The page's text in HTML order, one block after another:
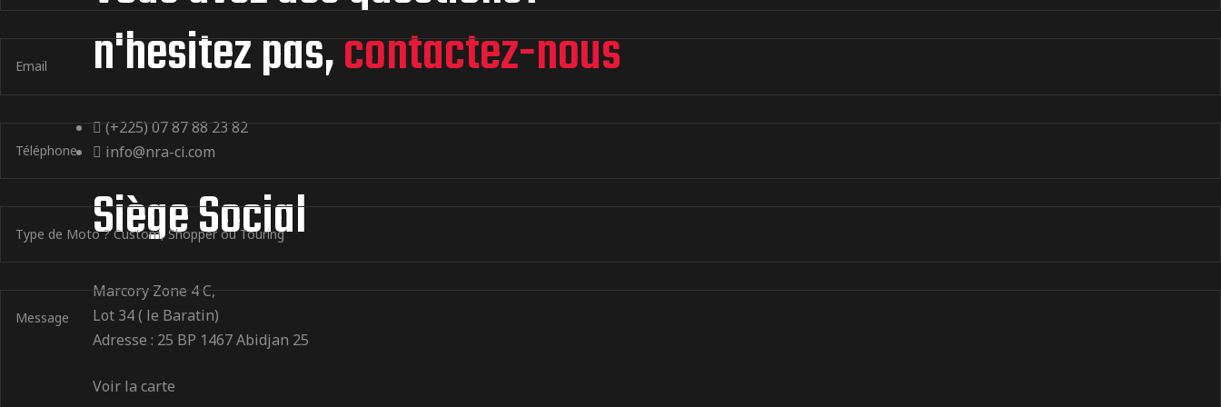
n'hesitez pas,contactez-nous
(+225) 07 87 88 23 82
info@nra-ci.com
Siège Social
Marcory Zone 4 C,
Lot 34 ( le Baratin)
Adresse : 25 BP 1467 Abidjan 25
Voir la carte